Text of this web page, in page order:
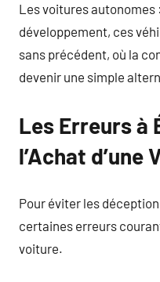
Les voitures autonomes
développement, ces
sans précédent, où la
devenir une simple
Les Erreurs à
l’Achat d’une
Pour éviter les
certaines erreurs
voiture.